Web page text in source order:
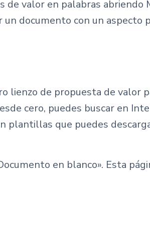
valor en palabras abriendo
documento con un aspecto
lienzo de propuesta de valor
cero, puedes buscar en
plantillas que puedes
en blanco». Esta